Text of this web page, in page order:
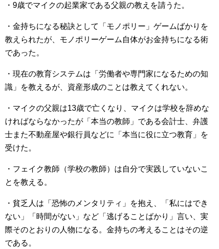
・9歳でマイクの起業家である父親の教えを請うた。
・金持ちになる秘訣として「モノポリー」ゲームばかりを
教えられたが、モノポリーゲーム自体がお金持ちになる術
であった。
・現在の教育システムは「労働者や専門家になるための知
識」を教えるが、資産形成のことは教えてくれない。
・マイクの父親は13歳で亡くなり、マイクは学校を辞めな
ければならなかったが「本当の教師」である会計士、弁護
士また不動産屋や銀行員などに「本当に役に立つ教育」を
受けた。
・フェイク教師（学校の教師）は自分で実践していないこ
とを教える。
・貧乏人は「恐怖のメンタリティ」を抱え、「私にはでき
ない」「時間がない」など「逃げることばかり」言い、実
際そのとおりの人物になる。金持ちの考えることはその逆
である。